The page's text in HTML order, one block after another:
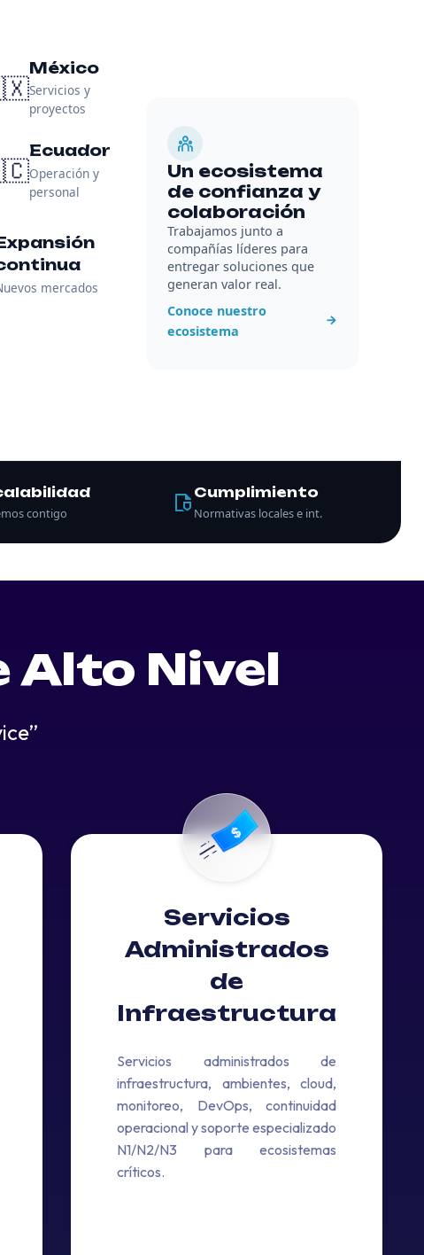
México
Servicios y
proyectos
Ecuador
Operación y
personal
mercados
Un ecosistema
de confianza y
colaboración
Trabajamos junto a
compañías líderes para
entregar soluciones que
generan valor real.
Conoce nuestro
ecosistema
contigo
Cumplimiento
Normativas locales e int.
Alto Nivel
Servicios
Administrados
de
Infraestructura
Servicios administrados de
infraestructura, ambientes, cloud,
monitoreo, DevOps, continuidad
operacional y soporte especializado
N1/N2/N3 para ecosistemas
críticos.